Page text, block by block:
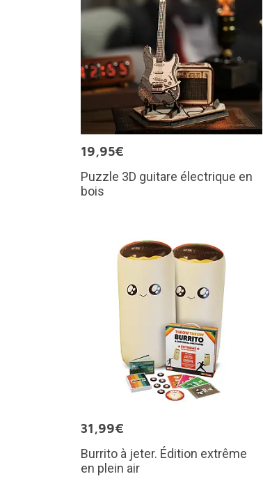
19,95€
Puzzle 3D guitare électrique en
bois
31,99€
Burrito à jeter. Édition extrême
en plein air